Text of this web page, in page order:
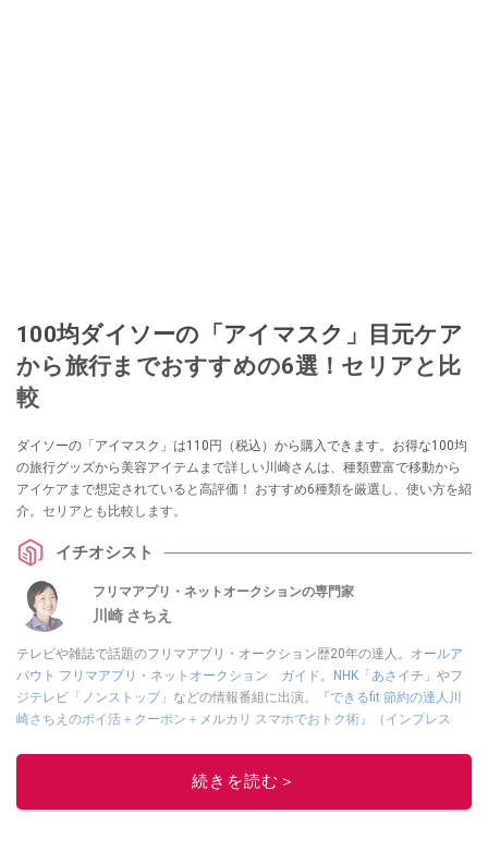
100均ダイソーの「アイマスク」目元ケア
から旅行までおすすめの6選！セリアと比
較
ダイソーの「アイマスク」は110円（税込）から購入できます。お得な100均
の旅行グッズから美容アイテムまで詳しい川崎さんは、種類豊富で移動から
アイケアまで想定されていると高評価！ おすすめ6種類を厳選し、使い方を紹
介。セリアとも比較します。
イチオシスト
フリマアプリ・ネットオークションの専門家
川崎 さちえ
テレビや雑誌で話題のフリマアプリ・オークション歴20年の達人。 オールア
バウト フリマアプリ・ネットオークション ガイド。 NHK「あさイチ」 やフ
ジテレビ「ノンストップ」 などの情報番組に出演。
『できるfit 節約の達人川
崎さちえのポイ活＋クーポン＋メルカリ スマホでおトク術』（インプレス
的に稼ぐ！』（翔泳社刊）
■経歴：2003年、夫が子育てをするために、突然会社を辞める。翌月からの
続きを読む＞